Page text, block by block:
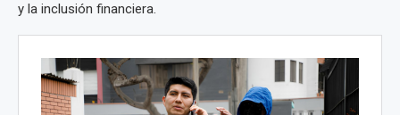
y la inclusión financiera.